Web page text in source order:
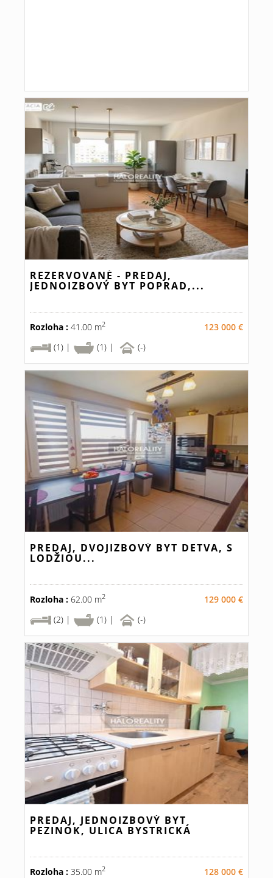
REZERVOVANÉ - PREDAJ,
JEDNOIZBOVÝ BYT POPRAD,...
Rozloha : 41.00 m2
123 000 €
(1) |
(1) | (-)
PREDAJ, DVOJIZBOVÝ BYT DETVA, S
LODŽIOU...
Rozloha : 62.00 m2
129 000 €
(2) |
(1) | (-)
PREDAJ, JEDNOIZBOVÝ BYT
PEZINOK, ULICA BYSTRICKÁ
Rozloha : 35.00 m2
128 000 €